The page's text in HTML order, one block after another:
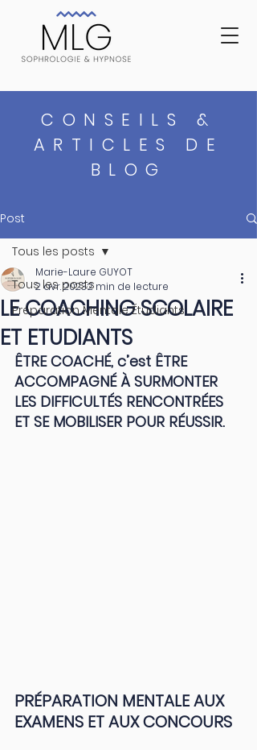
CONSEILS &
ARTICLES DE
BLOG
Post
Tous les posts
Préparation Mentale Étudiants
Tous les posts
LE COACHING SCOLAIRE
ET ETUDIANTS
Marie-Laure GUYOT
2 avr. 20232 min de lecture
ÊTRE COACHÉ, c’est ÊTRE
ACCOMPAGNÉ À SURMONTER
LES DIFFICULTÉS RENCONTRÉES
ET SE MOBILISER POUR RÉUSSIR.
PRÉPARATION MENTALE AUX
EXAMENS ET AUX CONCOURS